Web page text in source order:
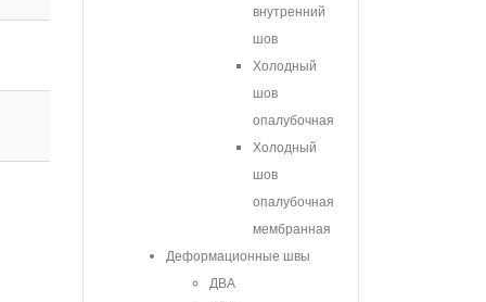
внутренний
шов
Холодный
шов
опалубочная
Холодный
шов
опалубочная
мембранная
Деформационные швы
ДВА